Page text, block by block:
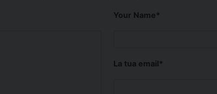
Your Name*
La tua email*